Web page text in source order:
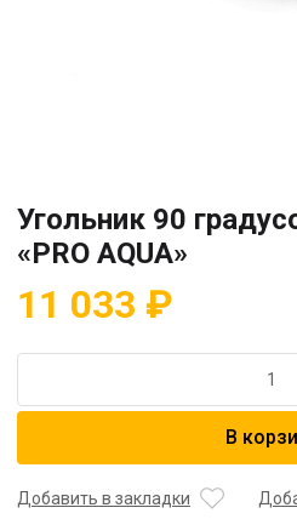
Угольник 90
«PRO AQUA»
11 033 ₽
Угольник
DN
В
Добавить в закладки